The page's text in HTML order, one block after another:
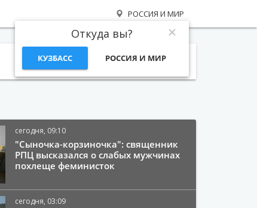
РОССИЯ И МИР
Откуда вы?
КУЗБАСС РОССИЯ И МИР
сегодня, 09:10
"Сыночка-корзиночка": священник
РПЦ высказался о слабых мужчинах
похлеще феминисток
сегодня, 03:09